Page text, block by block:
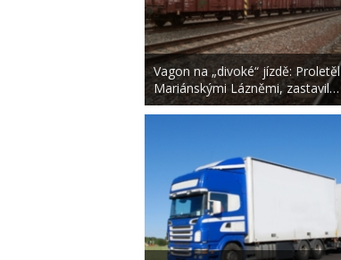
Vagon na „divoké“ jízdě: Proletěl
Mariánskými Lázněmi, zastavil…